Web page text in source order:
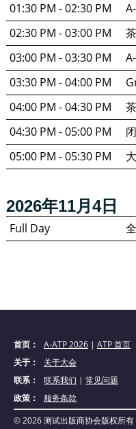
01:30 PM - 02:30 PM
02:30 PM - 03:00 PM
03:00 PM - 03:30 PM
03:30 PM - 04:00 PM
04:00 PM - 04:30 PM
04:30 PM - 05:00 PM
05:00 PM - 05:30 PM
2026年11月4日
Full Day
首页： A-ATP 2026 | ATP 首页
关于：
关于大会
联系：
联系我们 | 常见问题
政策：
服务条款
© 2026 测试出版商协会版权所有